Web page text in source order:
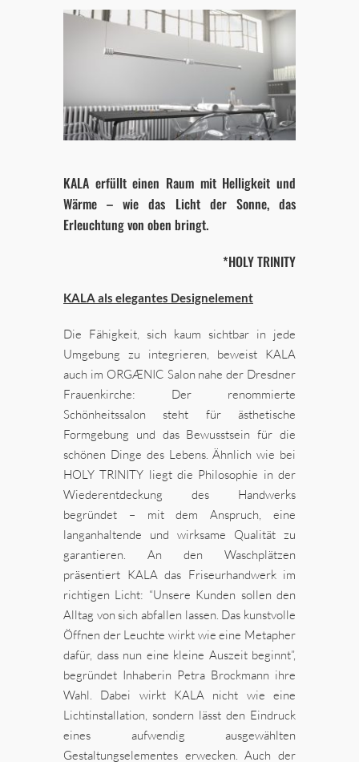
KALA erfüllt einen Raum mit Helligkeit und
Wärme – wie das Licht der Sonne, das
Erleuchtung von oben bringt.
*HOLY TRINITY
KALA als elegantes Designelement
Die Fähigkeit, sich kaum sichtbar in jede
Umgebung zu integrieren, beweist KALA
auch im ORGÆNIC Salon nahe der Dresdner
Frauenkirche: Der renommierte
Schönheitssalon steht für ästhetische
Formgebung und das Bewusstsein für die
schönen Dinge des Lebens. Ähnlich wie bei
HOLY TRINITY liegt die Philosophie in der
Wiederentdeckung des Hand­werks
begründet – mit dem Anspruch, eine
langanhaltende und wirksame Qualität zu
garantieren. An den Waschplätzen
präsentiert KALA das Friseurhandwerk im
richtigen Licht: “Unsere Kunden sollen den
Alltag von sich abfallen lassen. Das kunstvolle
Öffnen der Leuchte wirkt wie eine Metapher
dafür, dass nun eine kleine Auszeit beginnt”,
begründet Inhaberin Petra Brockmann ihre
Wahl. Dabei wirkt KALA nicht wie eine
Lichtinstallation, sondern lässt den Eindruck
eines aufwendig ausgewählten
Gestaltungselementes erwecken. Auch der